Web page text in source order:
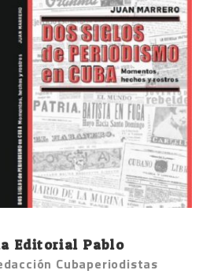
Editorial Pablo
Cubaperiodistas